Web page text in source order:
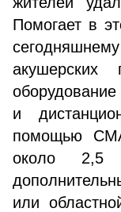
Помогает в
акушерских
и
помощью
около 2,5
или